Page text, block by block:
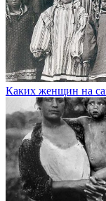
Каких женщин на